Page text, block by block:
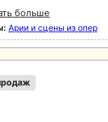
больше
Арии и сцены из опер